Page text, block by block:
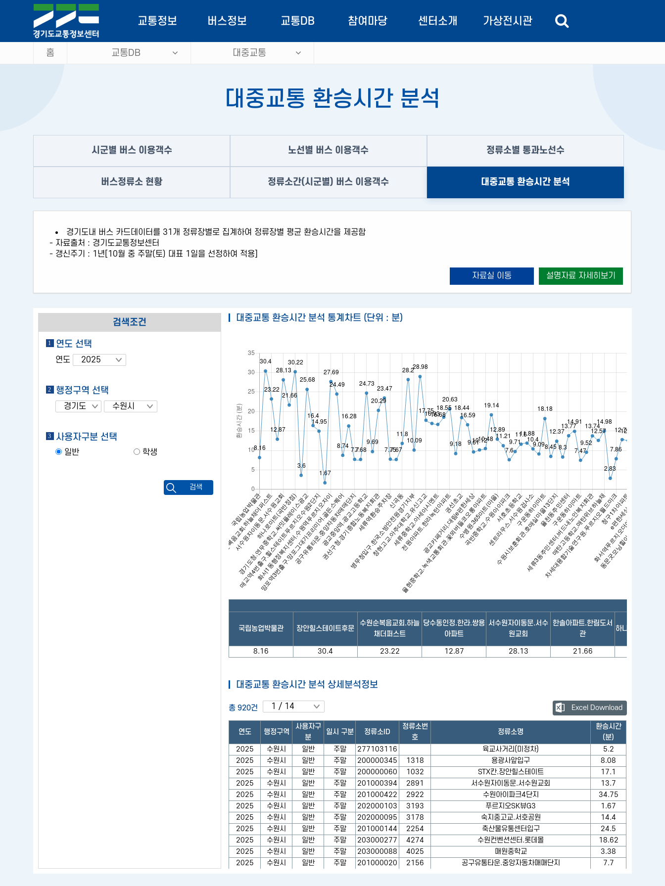
교통정보 버스정보 교통DB 참여마당 센터소개 가상전시관
우회도로정보
주차정보
통계정보
버스정보안내
이용안내
대중교통
교통량
통행거리
통행시간
통행분담률
OPEN API
홍보자료
자료실
버스정보 주요기능
홈 교통DB 대중교통
대중교통 환승시간 분석
시군별 버스 이용객수 노선별 버스 이용객수 정류소별 통과노선수
버스정류소 현황 정류소간(시군별) 버스 이용객수 대중교통 환승시간 분석
경기도내 버스 카드데이터를 31개 정류장별로 집계하여 정류장별 평균 환승시간을 제공함
- 자료출처 : 경기도교통정보센터
- 갱신주기 : 1년[10월 중 주말(토) 대표 1일을 선정하여 적용]
자료실 이동 설명자료 자세히보기
검색조건
연도 선택
연도
행정구역 선택
사용자구분 선택
일반 학생
검색
대중교통 환승시간 분석 통계차트 (단위 : 분)
국립농업박물관 장안힐스테이트후문
수원순복음교회.하늘
채더퍼스트
당수동인정.한라.쌍용
아파트
서수원자이동문.서수
원교회
한솔아파트.한림도서
관
하나로마트(곡반
8.16 30.4 23.22 12.87 28.13 21.66
대중교통 환승시간 분석 상세분석정보
총 920건 Excel Download
연도 행정구역
사용자구
분
일시 구분 정류소ID
정류소번
호
정류소명
환승시간
(분)
2025
수원시 일반 주말 277103116 육교사거리(미정차)
5.2
2025
수원시 일반 주말 200000345 1318 용광사앞입구
8.08
2025
수원시 일반 주말 200000060 1032 STX칸.장안힐스테이트
17.1
2025
수원시 일반 주말 201000394 2891 서수원자이동문.서수원교회
13.7
2025
수원시 일반 주말 201000422 2922 수원아이파크4단지
34.75
2025
수원시 일반 주말 202000103 3193 푸르지오SK뷰G3
1.67
2025
수원시 일반 주말 202000095 3178 숙지중고교.서호공원
14.4
2025
수원시 일반 주말 201000144 2254 축산물유통센터입구
24.5
2025
수원시 일반 주말 203000277 4274 수원컨벤션센터.롯데몰
18.62
2025
수원시 일반 주말 203000088 4025 매원중학교
3.38
2025
수원시 일반 주말 201000020 2156 공구유통타운.중앙자동차매매단지
7.7